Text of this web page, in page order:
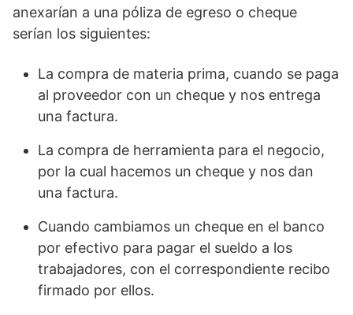
anexarían a una póliza de egreso o cheque
serían los siguientes:
La compra de materia prima, cuando se paga
al proveedor con un cheque y nos entrega
una factura.
La compra de herramienta para el negocio,
por la cual hacemos un cheque y nos dan
una factura.
Cuando cambiamos un cheque en el banco
por efectivo para pagar el sueldo a los
trabajadores, con el correspondiente recibo
firmado por ellos.